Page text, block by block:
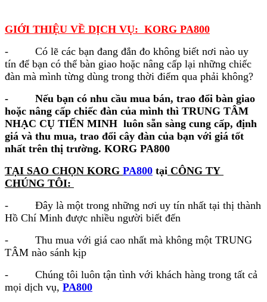
GIỚI THIỆU VỀ DỊCH VỤ: KORG PA800
- Có lẽ các bạn đang đắn đo không biết nơi nào uy
tín để bạn có thể bàn giao hoặc nâng cấp lại những chiếc
đàn mà mình từng dùng trong thời điểm qua phải không?
- Nếu bạn có nhu cầu mua bán, trao đổi bàn giao
hoặc nâng cấp chiếc đàn của mình thì TRUNG TÂM
NHẠC CỤ TIẾN MINH luôn sẵn sàng cung cấp, định
giá và thu mua, trao đổi cây đàn của bạn với giá tốt
nhất trên thị trường. KORG PA800
TẠI SAO CHỌN KORG PA800 tại CÔNG TY
CHÚNG TÔI:
- Đây là một trong những nơi uy tín nhất tại thị thành
Hồ Chí Minh được nhiều người biết đến
- Thu mua với giá cao nhất mà không một TRUNG
TÂM nào sánh kịp
- Chúng tôi luôn tận tình với khách hàng trong tất cả
mọi dịch vụ, PA800